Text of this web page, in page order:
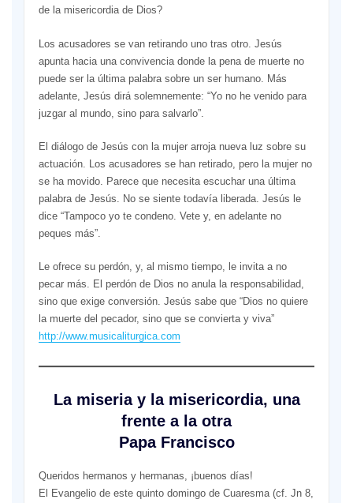
de la misericordia de Dios?
Los acusadores se van retirando uno tras otro. Jesús
apunta hacia una convivencia donde la pena de muerte no
puede ser la última palabra sobre un ser humano. Más
adelante, Jesús dirá solemnemente: “Yo no he venido para
juzgar al mundo, sino para salvarlo”.
El diálogo de Jesús con la mujer arroja nueva luz sobre su
actuación. Los acusadores se han retirado, pero la mujer no
se ha movido. Parece que necesita escuchar una última
palabra de Jesús. No se siente todavía liberada. Jesús le
dice “Tampoco yo te condeno. Vete y, en adelante no
peques más”.
Le ofrece su perdón, y, al mismo tiempo, le invita a no
pecar más. El perdón de Dios no anula la responsabilidad,
sino que exige conversión. Jesús sabe que “Dios no quiere
la muerte del pecador, sino que se convierta y viva”
http://www.musicaliturgica.com
La miseria y la misericordia, una
frente a la otra
Papa Francisco
Queridos hermanos y hermanas, ¡buenos días!
El Evangelio de este quinto domingo de Cuaresma (cf. Jn 8,